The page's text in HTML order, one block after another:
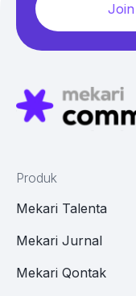
Produk
Mekari Talenta
Mekari Jurnal
Mekari Qontak